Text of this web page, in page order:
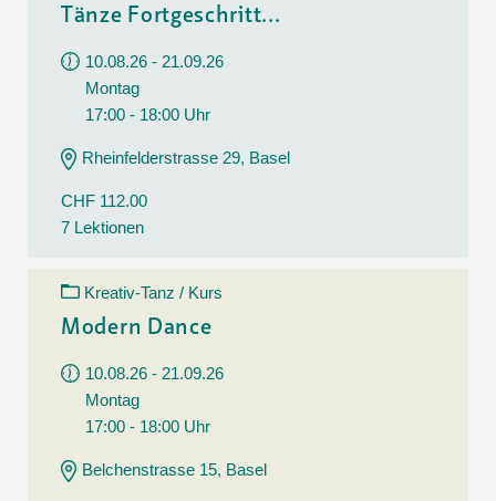
Tänze Fortgeschritt...
10.08.26 - 21.09.26
Montag
17:00 - 18:00 Uhr
Rheinfelderstrasse 29, Basel
CHF 112.00
7 Lektionen
Kreativ-Tanz / Kurs
Modern Dance
10.08.26 - 21.09.26
Montag
17:00 - 18:00 Uhr
Belchenstrasse 15, Basel